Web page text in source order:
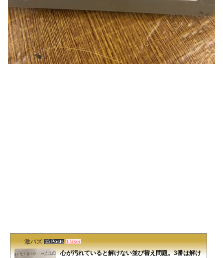
激バズ 15 Posts 1 User
心が汚れていると解けない並び替え問題。3番は解け